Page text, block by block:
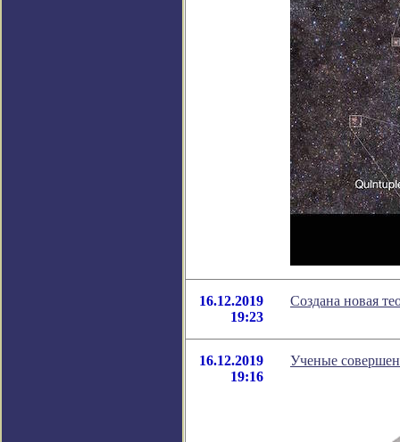
16.12.2019
19:23
Создана новая
16.12.2019
19:16
Ученые